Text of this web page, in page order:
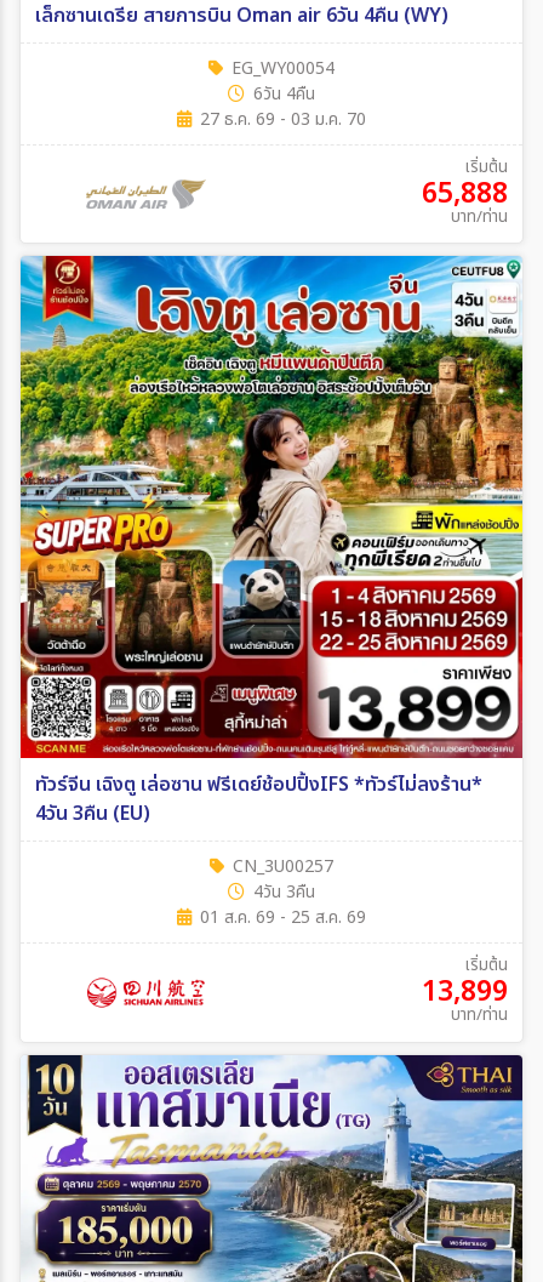
เล็กซานเดรีย สายการบิน Oman air 6วัน 4คืน (WY)
EG_WY00054
6วัน 4คืน
27 ธ.ค. 69 - 03 ม.ค. 70
เริ่มต้น
65,888
บาท/ท่าน
ทัวร์จีน เฉิงตู เล่อซาน ฟรีเดย์ช้อปปิ้งIFS *ทัวร์ไม่ลงร้าน*
4วัน 3คืน (EU)
CN_3U00257
4วัน 3คืน
01 ส.ค. 69 - 25 ส.ค. 69
เริ่มต้น
13,899
บาท/ท่าน